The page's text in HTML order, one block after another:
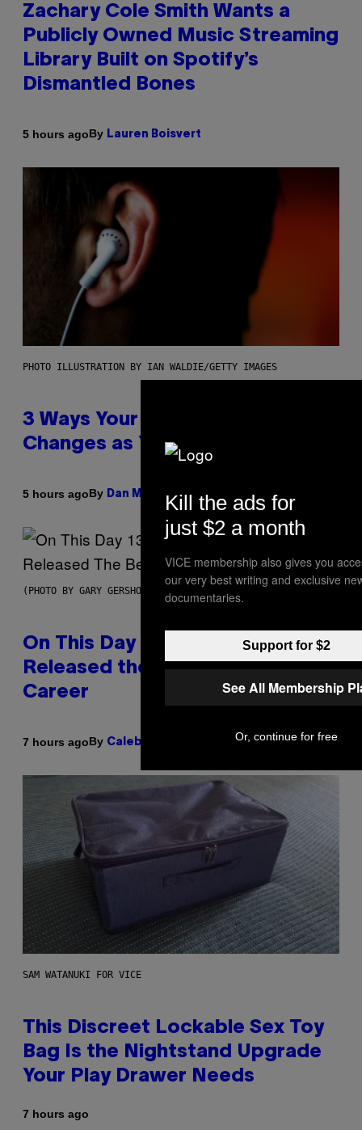
Zachary Cole Smith Wants a
Publicly Owned Music Streaming
Library Built on Spotify’s
Dismantled Bones
5 hours agoBy Lauren Boisvert
PHOTO ILLUSTRATION BY IAN WALDIE/GETTY IMAGES
3 Ways Your Music Taste
Changes as You Get Older
5 hours agoBy Dan Milam
(PHOTO BY GARY GERSHOFF/WIREIMAGE)
On This Day 13 Years Ago, Drake
Released the Best Song of His
Career
7 hours agoBy Caleb Catlin
SAM WATANUKI FOR VICE
This Discreet Lockable Sex Toy
Bag Is the Nightstand Upgrade
Your Play Drawer Needs
7 hours ago
Kill the ads for
just $2 a month
VICE membership also gives you
our very best writing and exclusive
documentaries.
Support for $2
See All Membership
Or, continue for free